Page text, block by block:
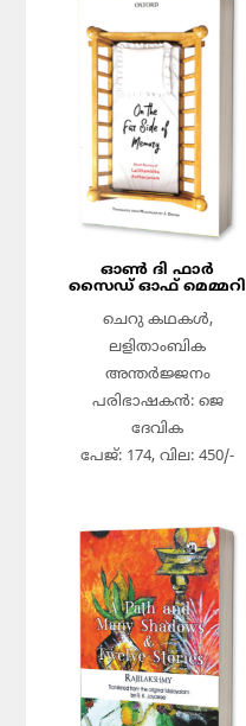
ഓൺ ദി ഫാർ
സൈഡ് ഓഫ് മെമ്മറി
ചെറു കഥകൾ,
ലളിതാംബിക
അന്തർജ്ജനം
പരിഭാഷകൻ: ജെ
ദേവിക
പേജ്: 174, വില: 450/-